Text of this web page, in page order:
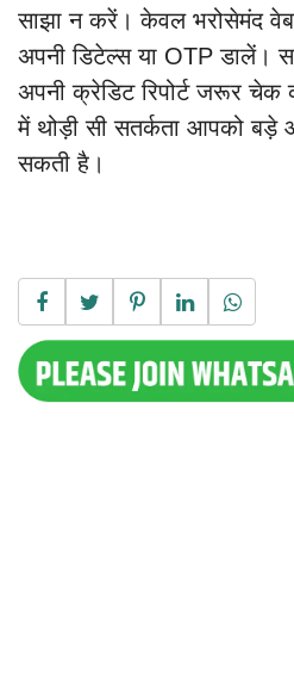
साझा न करें। केवल भरोसेमंद
अपनी डिटेल्स या OTP डालें।
अपनी क्रेडिट रिपोर्ट जरूर
में थोड़ी सी सतर्कता आपको
सकती है।